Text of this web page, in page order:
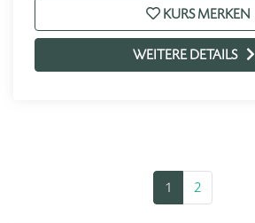
KURS MERKEN
WEITERE DETAILS
1 2